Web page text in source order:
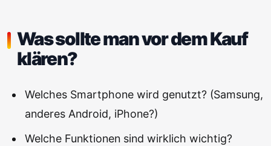
Was sollte man vor dem Kauf
klären?
Welches Smartphone wird genutzt? (Samsung,
anderes Android, iPhone?)
Welche Funktionen sind wirklich wichtig?